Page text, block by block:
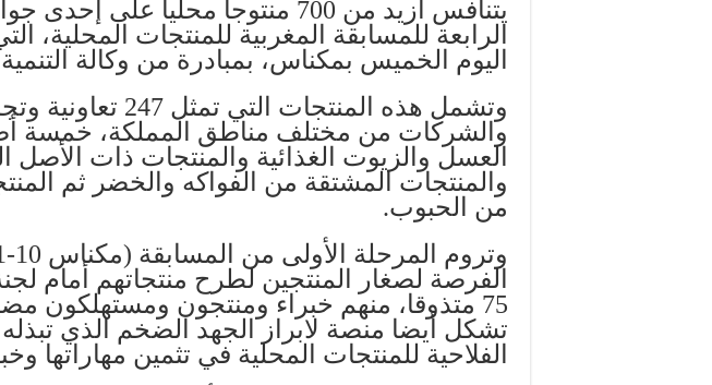
يتنافس أزيد من 700 منتوجا محليا على
الرابعة للمسابقة المغربية للمنتجات المحلية،
اليوم الخميس بمكناس، بمبادرة من وكالة التنمية
وتشمل هذه المنتجات التي
والشركات من مختلف مناطق المملكة، خمسة
العسل والزيوت الغذائية والمنتجات ذات الأصل
والمنتجات المشتقة من الفواكه والخضر ثم
من الحبوب.
الفرصة لصغار المنتجين لطرح منتجاتهم أمام
75 متذوقا، منهم خبراء ومنتجون ومستهلكون
تشكل أيضا منصة لابراز الجهد الضخم الذي تبذله
الفلاحية للمنتجات المحلية في تثمين مهاراتها